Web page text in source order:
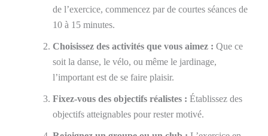
de l’exercice, commencez par de courtes séances de
10 à 15 minutes.
Choisissez des activités que vous aimez : Que ce
soit la danse, le vélo, ou même le jardinage,
l’important est de se faire plaisir.
Fixez-vous des objectifs réalistes : Établissez des
objectifs atteignables pour rester motivé.